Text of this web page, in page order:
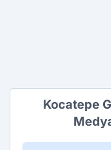
Kocatepe